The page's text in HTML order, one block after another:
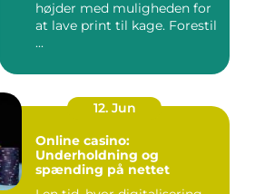
højder med muligheden for
at lave print til kage. Forestil
...
12. Jun
Online casino:
Underholdning og
spænding på nettet